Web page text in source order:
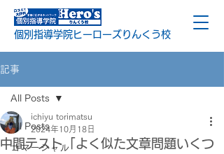
個別指導学院ヒーローズりんくう校
記事
All Posts
コマーシャル
All Posts
中間テスト「よく似た文章問題いくつ
ichiyu torimatsu
2024年10月18日